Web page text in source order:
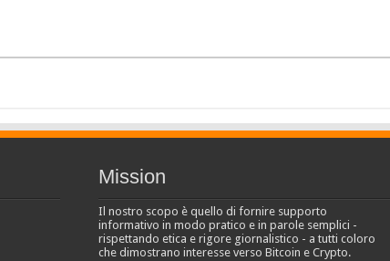
Mission
Il nostro scopo è quello di fornire supporto
informativo in modo pratico e in parole semplici -
rispettando etica e rigore giornalistico - a tutti coloro
che dimostrano interesse verso Bitcoin e Crypto.